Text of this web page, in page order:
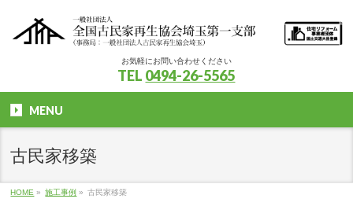
お気軽にお問い合わせください
TEL 0494-26-5565
MENU
古民家移築
HOME » 施工事例 » 古民家移築